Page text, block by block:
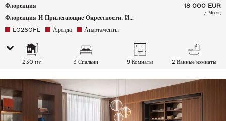
Флоренция
Флоренция И Прилегающие Окрестности, Италия
18 000 EUR
/ Месяц
L0260FL Аренда Апартаменты
230 m² 3 Спальни 9 Комнаты 2 Ванные комнаты